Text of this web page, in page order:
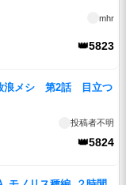
mhr
👑5823
浪メシ 第2話 目立つ
投稿者不明
👑5824